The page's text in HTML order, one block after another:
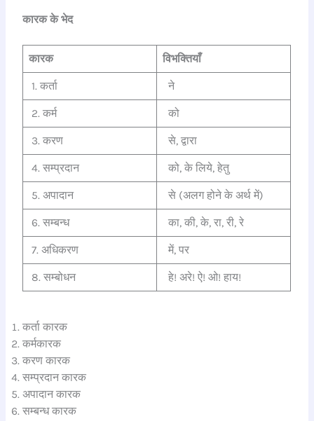
कारक के भेद
कारक विभक्तियाँ
1. कर्ता ने
2. कर्म को
3. करण से, द्वारा
4. सम्प्रदान को, के लिये, हेतु
5. अपादान से (अलग होने के अर्थ में)
6. सम्बन्ध का, की, के, रा, री, रे
7. अधिकरण में, पर
8. सम्बोधन हे! अरे! ऐ! ओ! हाय!
कर्ता कारक
कर्मकारक
करण कारक
सम्प्रदान कारक
अपादान कारक
सम्बन्ध कारक